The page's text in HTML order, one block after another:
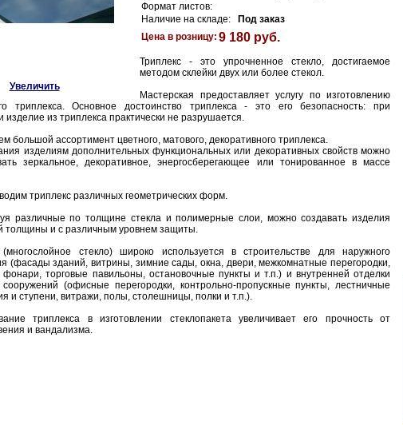
Увеличить
Формат листов:
Наличие на складе:
Под заказ
Цена в розницу: 9 180 руб.
Триплекс - это упрочненное стекло, достигаемое
методом склейки двух или более стекол.
Мастерская предоставляет услугу по изготовлению
триплекса. Основное достоинство триплекса - это его безопасность: при
изделие из триплекса практически не разрушается.
большой ассортимент цветного, матового, декоративного триплекса.
изделиям дополнительных функциональных или декоративных свойств можно
зеркальное, декоративное, энергосберегающее или тонированное в массе
триплекс различных геометрических форм.
различные по толщине стекла и полимерные слои, можно создавать изделия
толщины и с различным уровнем защиты.
(многослойное стекло) широко используется в строительстве для наружного
(фасады зданий, витрины, зимние сады, окна, двери, межкомнатные перегородки,
торговые павильоны, остановочные пункты и т.п.) и внутренней отделки
(офисные перегородки, контрольно-пропускные пункты, лестничные
и ступени, витражи, полы, столешницы, полки и т.п.).
триплекса в изготовлении стеклопакета увеличивает его прочность от
и вандализма.